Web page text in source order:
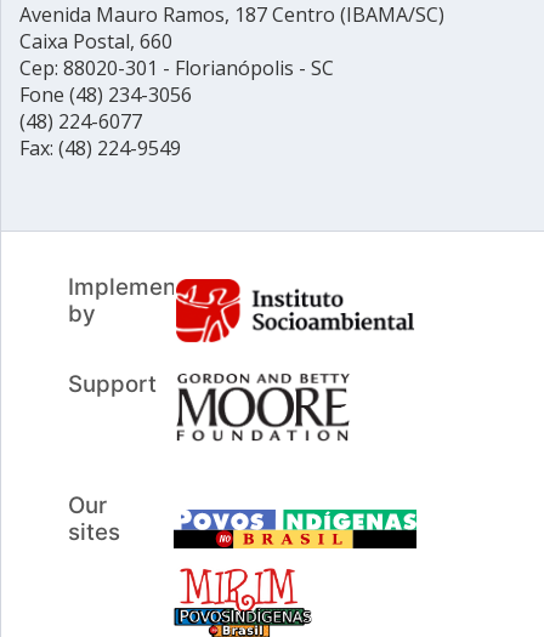
Avenida Mauro Ramos, 187 Centro (IBAMA/SC)
Caixa Postal, 660
Cep: 88020-301 - Florianópolis - SC
Fone (48) 234-3056
(48) 224-6077
Fax: (48) 224-9549